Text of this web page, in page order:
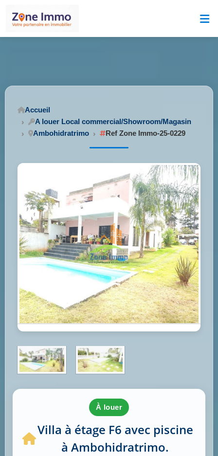
Accueil
A louer Local commercial/Showroom/Magasin
Ambohidratrimo
Ref Zone Immo-25-0229
à louer
Villa à étage F6 avec piscine
à Ambohidratrimo.